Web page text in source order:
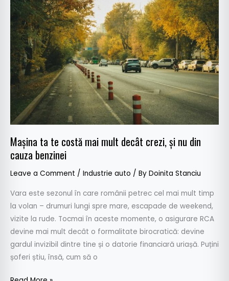
Mașina ta te costă mai mult decât crezi, și nu din
cauza benzinei
Leave a Comment / Industrie auto / By Doinita Stanciu
Vara este sezonul în care românii petrec cel mai mult timp
la volan – drumuri lungi spre mare, escapade de weekend,
vizite la rude. Tocmai în aceste momente, o asigurare RCA
devine mai mult decât o formalitate birocratică: devine
gardul invizibil dintre tine și o datorie financiară uriașă. Puțini
șoferi știu, însă, cum să o
costă
mult
decât
crezi,
și
nu
din
cauza
benzinei